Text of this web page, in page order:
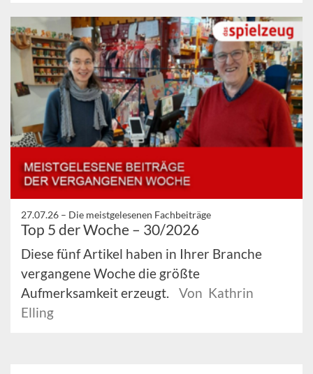
27.07.26 – Die meistgelesenen Fachbeiträge
Top 5 der Woche – 30/2026
Diese fünf Artikel haben in Ihrer Branche
vergangene Woche die größte
Aufmerksamkeit erzeugt.
Von Kathrin
Elling